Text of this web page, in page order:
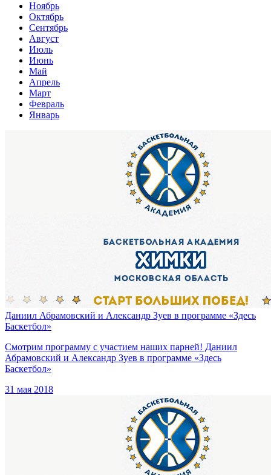
Ноябрь
Октябрь
Сентябрь
Август
Июль
Июнь
Май
Апрель
Март
Февраль
Январь
Даниил Абрамовский и Александр Зуев в программе «Здесь
Баскетбол»
Смотрим программу с участием наших парней! Даниил
Абрамовский и Александр Зуев в программе «Здесь
Баскетбол»
31 мая 2018